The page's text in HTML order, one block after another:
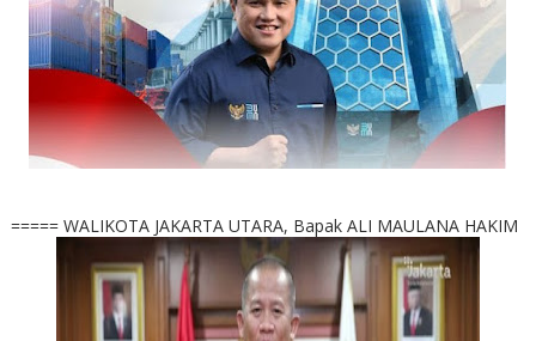
===== WALIKOTA JAKARTA UTARA, Bapak ALI MAULANA HAKIM